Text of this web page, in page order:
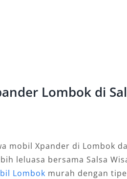
Lombok di
mobil Xpander di Lombok
leluasa bersama Salsa
Lombok murah dengan